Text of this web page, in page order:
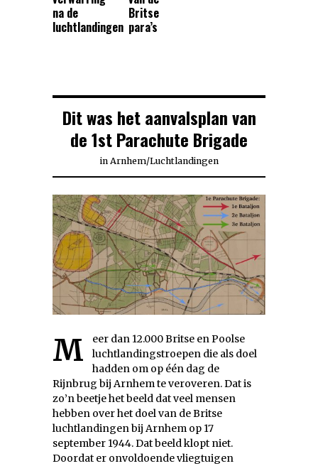
na de
luchtlandingen
Britse
para’s
Dit was het aanvalsplan van
de 1st Parachute Brigade
in Arnhem/Luchtlandingen
Meer dan 12.000 Britse en Poolse
luchtlandingstroepen die als doel
hadden om op één dag de
Rijnbrug bij Arnhem te veroveren. Dat is
zo’n beetje het beeld dat veel mensen
hebben over het doel van de Britse
luchtlandingen bij Arnhem op 17
september 1944. Dat beeld klopt niet.
Doordat er onvoldoende vliegtuigen